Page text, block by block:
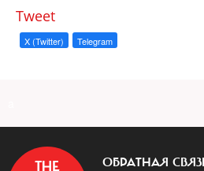
Tweet
X (Twitter) Telegram
ОБРАТНАЯ